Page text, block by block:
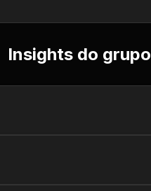
Insights do grupo